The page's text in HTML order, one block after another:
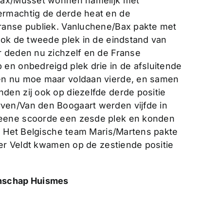
de derde heat en de
publiek. Vanluchene/Bax pakte met
de tweede plek in de eindstand van
deden nu zichzelf en de Franse
onbedreigd plek drie in de afsluitende
nu moe maar voldaan vierde, en samen
zij ook op diezelfde derde positie
Van den Boogaart werden vijfde in
scoorde een zesde plek en konden
Belgische team Maris/Martens pakte
Veldt kwamen op de zestiende positie
Huismes